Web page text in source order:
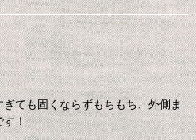
ても固くならずもちもち、外側ま
す！